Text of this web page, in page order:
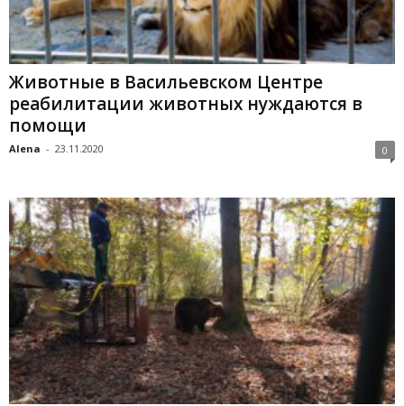
Животные в Васильевском Центре
реабилитации животных нуждаются в
помощи
Alena - 23.11.2020 0